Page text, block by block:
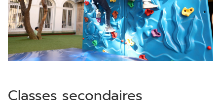
Classes secondaires